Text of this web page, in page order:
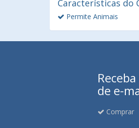
Características do
Permite Animais
de e-
Comprar